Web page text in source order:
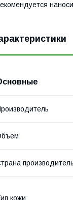
производитель
кожи